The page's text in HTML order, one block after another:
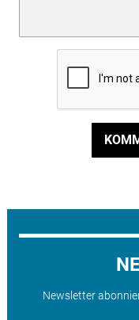
Newsletter